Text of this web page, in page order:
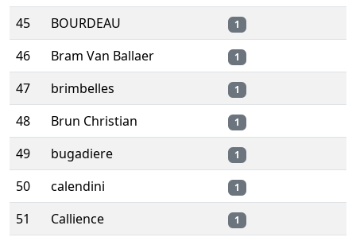
45 BOURDEAU 1
46 Bram Van Ballaer 1
47 brimbelles 1
48 Brun Christian 1
49 bugadiere 1
50 calendini 1
51 Callience 1